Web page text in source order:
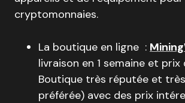
cryptomonnaies.
La boutique en ligne :
livraison en 1 semaine et prix
Boutique très réputée et
préférée) avec des prix